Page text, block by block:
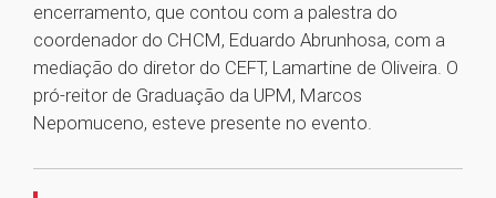
encerramento, que contou com a palestra do
coordenador do CHCM, Eduardo Abrunhosa, com a
mediação do diretor do CEFT, Lamartine de Oliveira. O
pró-reitor de Graduação da UPM, Marcos
Nepomuceno, esteve presente no evento.
1